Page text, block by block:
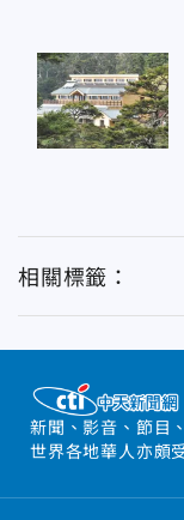
相關標籤：
新聞、影音、節目
世界各地華人亦頗